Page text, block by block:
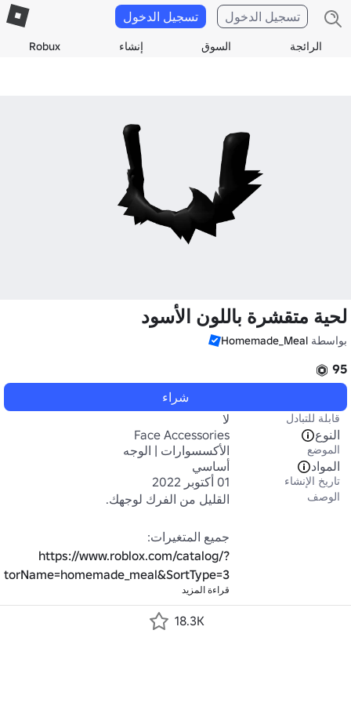
الرائجة السوق إنشاء Robux
تسجيل الدخول تسجيل الدخول
لحية متقشرة باللون الأسود
بواسطة Homemade_Meal
95
شراء
قابلة للتبادل
لا
النوع
Face Accessories
الموضع
الأكسسوارات | الوجه
المواد
أساسي
تاريخ الإنشاء 01 أكتوبر 2022
الوصف
جميع المتغيرات:
https://www.roblox.com/catalog/?
قراءة المزيد
18.3K